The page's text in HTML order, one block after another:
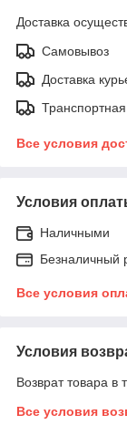
Доставка
Самовывоз
Доставка
Все условия
Условия
Наличными
Безналичный
Все условия
Условия
Возврат товара в
Все условия